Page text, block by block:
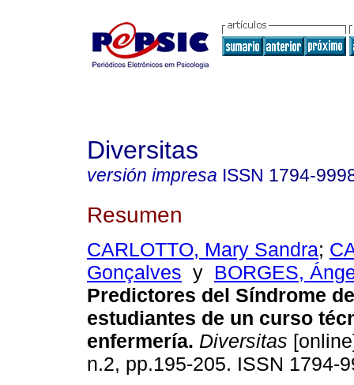
Diversitas
versión impresa ISSN 1794-
Resumen
CARLOTTO, Mary Sandra;
Gonçalves y BORGES,
Predictores del Síndrome
estudiantes de un curso
enfermería. Diversitas
n.2, pp.195-205. ISSN 1794-